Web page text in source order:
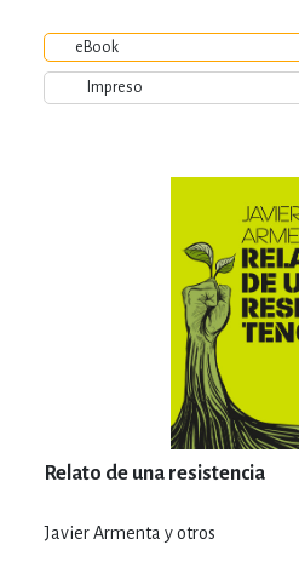
eBook
Impreso
Relato de una resistencia
Javier Armenta y otros